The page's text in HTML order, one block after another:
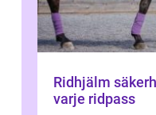
Ridhjälm säkerhet, komfort och stil i
varje ridpass